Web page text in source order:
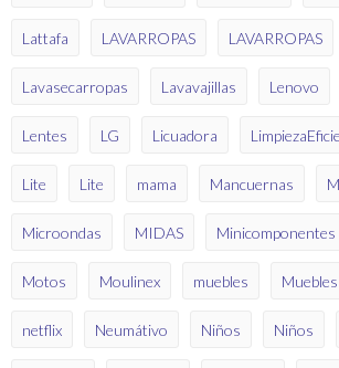
Lattafa LAVARROPAS LAVARROPAS
Lavasecarropas Lavavajillas Lenovo
Lentes LG Licuadora
Lite Lite mama Mancuernas
Microondas MIDAS Minicomponentes
Motos Moulinex muebles Muebles
netflix Neumátivo Niños Niños